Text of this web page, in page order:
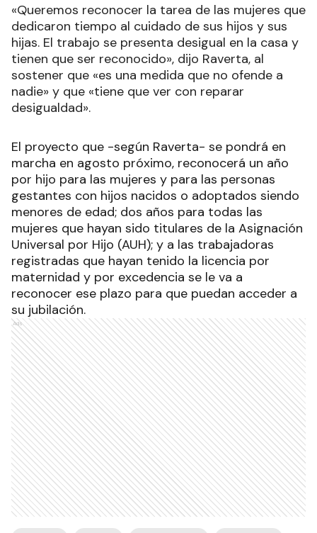
«Queremos reconocer la tarea de las mujeres que
dedicaron tiempo al cuidado de sus hijos y sus
hijas. El trabajo se presenta desigual en la casa y
tienen que ser reconocido», dijo Raverta, al
sostener que «es una medida que no ofende a
nadie» y que «tiene que ver con reparar
desigualdad».
El proyecto que -según Raverta- se pondrá en
marcha en agosto próximo, reconocerá un año
por hijo para las mujeres y para las personas
gestantes con hijos nacidos o adoptados siendo
menores de edad; dos años para todas las
mujeres que hayan sido titulares de la Asignación
Universal por Hijo (AUH); y a las trabajadoras
registradas que hayan tenido la licencia por
maternidad y por excedencia se le va a
reconocer ese plazo para que puedan acceder a
su jubilación.
Ads